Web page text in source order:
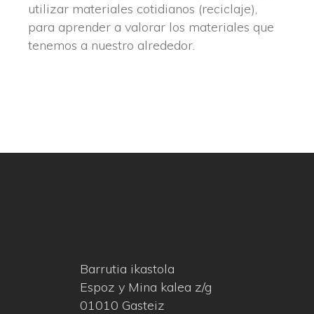
utilizar materiales cotidianos (reciclaje),
para aprender a valorar los materiales que
tenemos a nuestro alrededor.
Barrutia ikastola
Espoz y Mina kalea z/g
01010 Gasteiz